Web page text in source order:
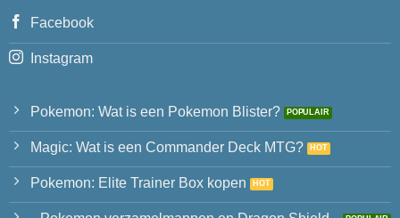
Facebook
Instagram
Pokemon: Wat is een Pokemon Blister?
Magic: Wat is een Commander Deck MTG?
Pokemon: Elite Trainer Box kopen